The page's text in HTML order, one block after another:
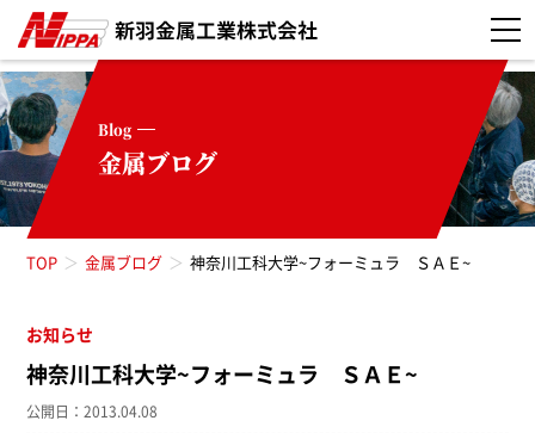
Blog
金属ブログ
TOP 金属ブログ 神奈川工科大学~フォーミュラ ＳＡＥ~
お知らせ
神奈川工科大学~フォーミュラ ＳＡＥ~
公開日：2013.04.08
お知らせ（52）